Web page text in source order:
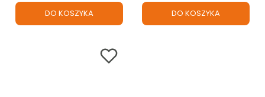
DO KOSZYKA DO KOSZYKA